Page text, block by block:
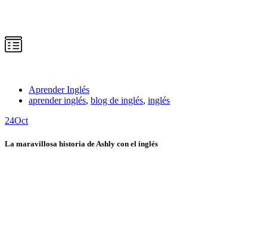
Aprender Inglés
aprender inglés, blog de inglés, inglés
24Oct
La maravillosa historia de Ashly con el inglés